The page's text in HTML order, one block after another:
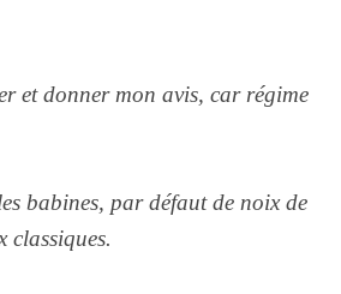
et donner mon avis, car régime
babines, par défaut de noix de
classiques.